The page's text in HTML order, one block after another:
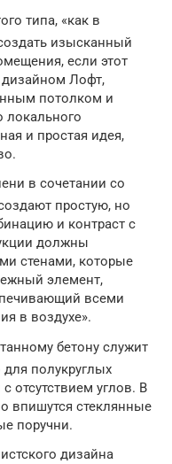
типа, «как в
изысканный
если этот
дизайном Лофт,
потолком и
локального
и простая идея,
в сочетании со
простую, но
и контраст с
должны
стенами, которые
элемент,
всеми
в воздухе».
бетону служит
полукруглых
отсутствием углов. В
впишутся стеклянные
поручни.
дизайна